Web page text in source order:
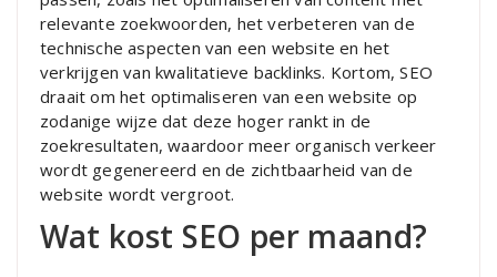
relevante zoekwoorden, het verbeteren van de
technische aspecten van een website en het
verkrijgen van kwalitatieve backlinks. Kortom, SEO
draait om het optimaliseren van een website op
zodanige wijze dat deze hoger rankt in de
zoekresultaten, waardoor meer organisch verkeer
wordt gegenereerd en de zichtbaarheid van de
website wordt vergroot.
Wat kost SEO per maand?